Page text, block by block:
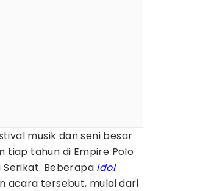
musik dan seni besar
tiap tahun di Empire Polo
Beberapa idol
acara tersebut, mulai dari